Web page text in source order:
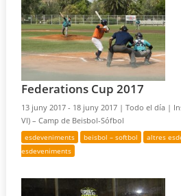
Federations Cup 2017
13 juny 2017 - 18 juny 2017 |Todo el día |
VI) – Camp de Beisbol-Sófbol
esdeveniments beisbol – softbol altres
esdeveniments